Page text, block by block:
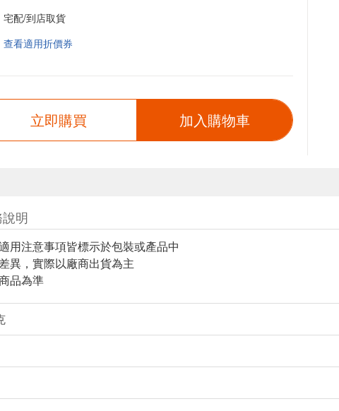
宅配/到店取貨
查看適用折價券
立即購買 加入購物車
明
用注意事項皆標示於包裝或產品中
異，實際以廠商出貨為主
品為準